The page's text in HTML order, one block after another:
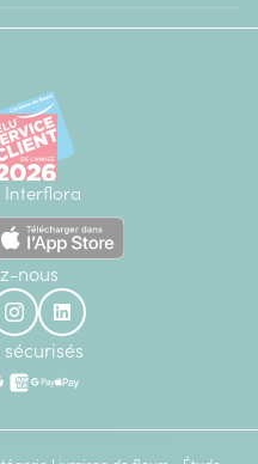
Interflora
nous
sécurisés